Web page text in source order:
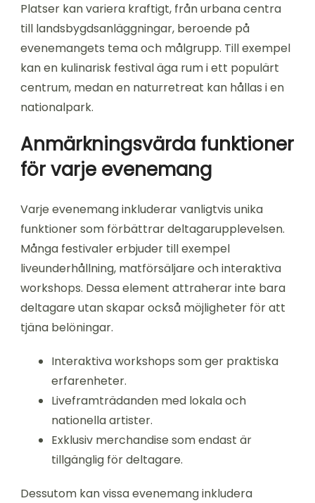
Platser kan variera kraftigt, från urbana centra
till landsbygdsanläggningar, beroende på
evenemangets tema och målgrupp. Till exempel
kan en kulinarisk festival äga rum i ett populärt
centrum, medan en naturretreat kan hållas i en
nationalpark.
Anmärkningsvärda funktioner
för varje evenemang
Varje evenemang inkluderar vanligtvis unika
funktioner som förbättrar deltagarupplevelsen.
Många festivaler erbjuder till exempel
liveunderhållning, matförsäljare och interaktiva
workshops. Dessa element attraherar inte bara
deltagare utan skapar också möjligheter för att
tjäna belöningar.
Interaktiva workshops som ger praktiska
erfarenheter.
Liveframträdanden med lokala och
nationella artister.
Exklusiv merchandise som endast är
tillgänglig för deltagare.
Dessutom kan vissa evenemang inkludera